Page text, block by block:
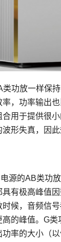
功放一样保
，功率输出
用于提供很
形失真，因此
源的AB类功
具有极高峰值
候，音频信
的峰值。G
功率的大小（